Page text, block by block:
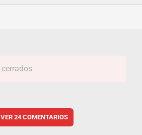
VER 24 COMENTARIOS